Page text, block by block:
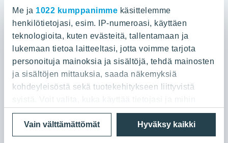
Me ja 1022 kumppanimme käsittelemme
henkilötietojasi, esim. IP-numeroasi, käyttäen
teknologioita, kuten evästeitä, tallentamaan ja
lukemaan tietoa laitteeltasi, jotta voimme tarjota
personoituja mainoksia ja sisältöjä, tehdä mainosten
ja sisältöjen mittauksia, saada näkemyksiä
kohdeyleisöstä sekä tuotekehitykseen liittyvistä
syistä. Voit valita, kuka käyttää tietojasi ja mihin
tarkoituksiin.
Jos sallit, haluamme myös tehdä seuraavia:
Hyväksy kaikki
Vain välttämättömät
Töihin meille
Sijoittajat
Projektit
Vastuullisuus
Media
Yhteystiedot
Myytävät asunnot
Vuokrattavat toimitilat
Kiinteistösijoittaminen
Infrarakentaminen
Toimitilarakentaminen
Teollisuusrakentaminen
YIT:n pääkonttori
Panuntie 11, PL 36, 00620 Helsinki
020 433 111